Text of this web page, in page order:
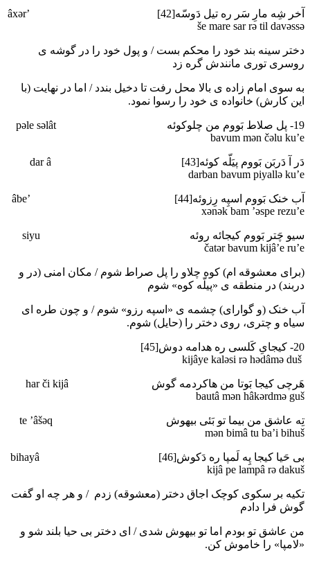
آخر شِه مارِ سَر ره تیل دَوسّه[42] ’âxәr
še mare sar rә til davәssә
دختر سینه بند خود را محکم بست / و پول خود را در گوشه ی
روسری توری مانندش گره زد
به سوی امام زاده ی بالا محل رفت تا دخیل بندد / اما در نهایت (با
این کارش) خانواده ی خود را رسوا نمود.
19- پل صلاط بَووم من چلوکوئه pәle sәlât
bavum mәn čәlu ku’e
دَر آ دَربَن بَووم پیَلّه کوئه[43] dar â
darban bavum piyallә ku’e
آب خنک بَووم اسپِه رِزوئه[44] ’âbe
xәnәk bam ’әspe rezu’e
سیو چَتر بَووم کیجائه روئه siyu
čatәr bavum kijâ’e ru’e
(برای معشوقه ام) کوه چلاو را پل صراط شوم / مکان امنی (در و
دربند) در منطقه ی «پیلّه کوه» شوم
آب خنک (و گوارای) چشمه ی «اسپه رزو» شوم / و چون طره ای
سیاه و چتری، روی دختر را (حایل) شوم.
20- کیجایِ کَلسی ره هدامه دوش[45]
هَرچی کیجا بَوتا من هاکردمه گوش har či kijâ
bautâ mәn hâkәrdmә guš
تِه عاشق من بیما تو بَئی بیهوش te ’âšәq
mәn bimâ tu ba’i bihuš
بی حَیا کیجا پِه لَمپا ره دَکوش[46] bihayâ
kijâ pe lampâ rә dakuš
تکیه بر سکوی کوچک اجاق دختر (معشوقه) زدم / و هر چه او گفت
گوش فرا دادم
من عاشق تو بودم اما تو بیهوش شدی / ای دختر بی حیا بلند شو و
«لامپا» را خاموش کن.